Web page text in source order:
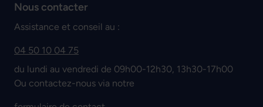
Nous contacter
Assistance et conseil au :
04 50 10 04 75
du lundi au vendredi de 09h00-12h30, 13h30-17h00
Ou contactez-nous via notre